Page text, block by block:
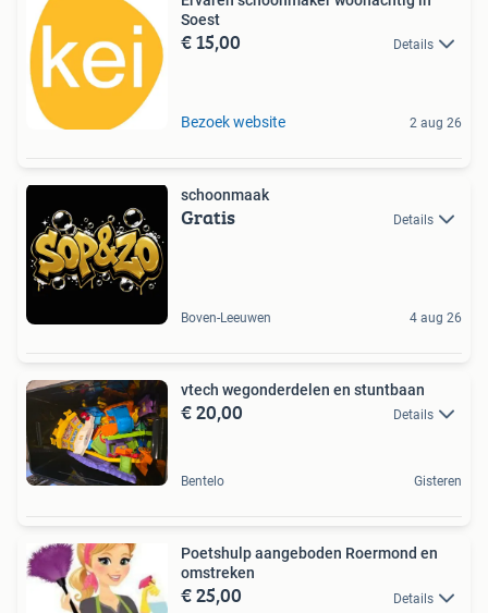
Soest
€ 15,00 Details
Bezoek website 2 aug 26
schoonmaak
Gratis Details
Boven-Leeuwen 4 aug 26
vtech wegonderdelen en stuntbaan
€ 20,00 Details
Bentelo Gisteren
Poetshulp aangeboden Roermond en
omstreken
€ 25,00 Details